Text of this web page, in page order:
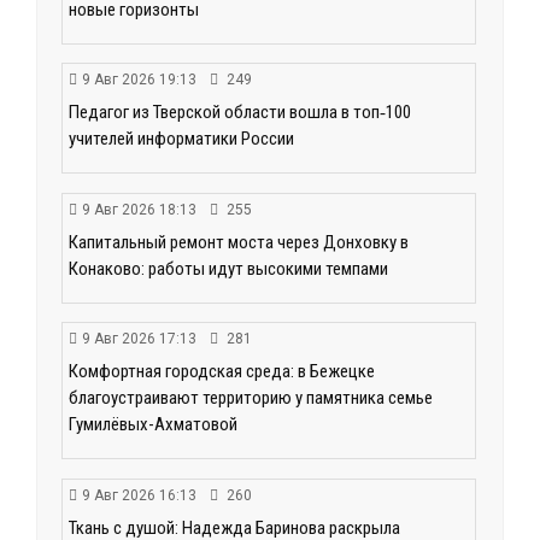
новые горизонты
9 Авг 2026 19:13 249
Педагог из Тверской области вошла в топ‑100
учителей информатики России
9 Авг 2026 18:13 255
Капитальный ремонт моста через Донховку в
Конаково: работы идут высокими темпами
9 Авг 2026 17:13 281
Комфортная городская среда: в Бежецке
благоустраивают территорию у памятника семье
Гумилёвых-Ахматовой
9 Авг 2026 16:13 260
Ткань с душой: Надежда Баринова раскрыла